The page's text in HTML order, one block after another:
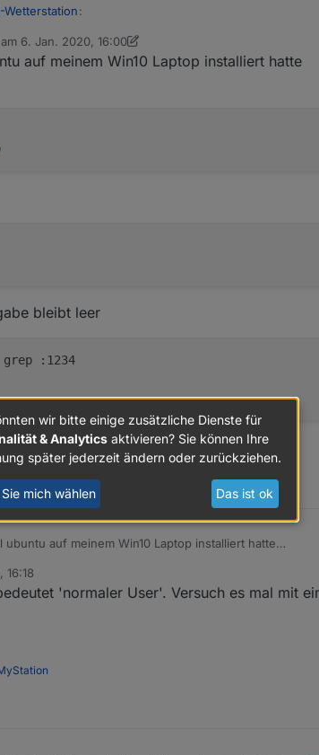
Wetterstation:
ist, was upgedated wird und was nicht. Ich habe
ganz außen vor, mit einem "popeligen PI" muss das
noch Software installieren. Das
6. Jan. 2020, 16:00
von crunchip1. Juni 2020, 17:09
auf meinem Win10 Laptop installiert hatte
bleibt leer
grep :1234
auf meinem Win10 Laptop installiert hatte
bleibt leer
16:18
'normaler User'. Versuch es mal mit
wir bitte einige zusätzliche Dienste für
& Analytics aktivieren? Sie können Ihre
später jederzeit ändern oder zurückziehen.
mich wählen Das ist ok